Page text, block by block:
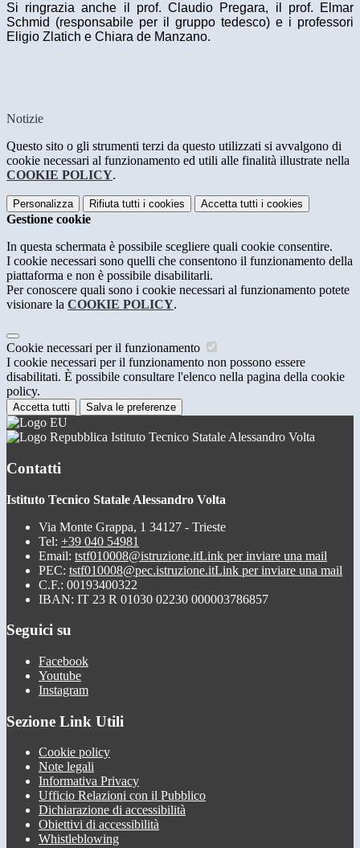
Si ringrazia anche il prof. Claudio Pregara, il prof. Elmar
Schmid (responsabile per il gruppo tedesco) e i professori
Eligio Zlatich e Chiara de Manzano.
Notizie
Questo sito o gli strumenti terzi da questo utilizzati si avvalgono di
cookie necessari al funzionamento ed utili alle finalità illustrate nella
COOKIE POLICY.
Personalizza Rifiuta tutti i cookies Accetta tutti i cookies
Gestione cookie
In questa schermata è possibile scegliere quali cookie consentire.
I cookie necessari sono quelli che consentono il funzionamento della
piattaforma e non è possibile disabilitarli.
Per conoscere quali sono i cookie necessari al funzionamento potete
visionare la COOKIE POLICY.
Cookie necessari per il funzionamento
I cookie necessari per il funzionamento non possono essere
disabilitati. È possibile consultare l'elenco nella pagina della cookie
policy.
Accetta tutti Salva le preferenze
Istituto Tecnico Statale Alessandro Volta
Contatti
Istituto Tecnico Statale Alessandro Volta
Via Monte Grappa, 1 34127 - Trieste
Tel: +39 040 54981
Email: tstf010008@istruzione.itLink per inviare una mail
PEC: tstf010008@pec.istruzione.itLink per inviare una mail
C.F.: 00193400322
IBAN: IT 23 R 01030 02230 000003786857
Seguici su
Facebook
Youtube
Instagram
Sezione Link Utili
Cookie policy
Note legali
Informativa Privacy
Ufficio Relazioni con il Pubblico
Dichiarazione di accessibilità
Obiettivi di accessibilità
Whistleblowing